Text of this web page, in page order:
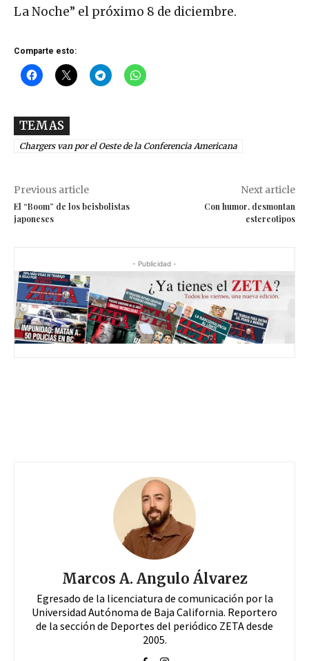
La Noche” el próximo 8 de diciembre.
Comparte esto:
TEMAS
Chargers van por el Oeste de la Conferencia Americana
Previous article
El “Boom” de los beisbolistas
japoneses
Next article
Con humor, desmontan
estereotipos
- Publicidad -
Marcos A. Angulo Álvarez
Egresado de la licenciatura de comunicación por la
Universidad Autónoma de Baja California. Reportero
de la sección de Deportes del periódico ZETA desde
2005.